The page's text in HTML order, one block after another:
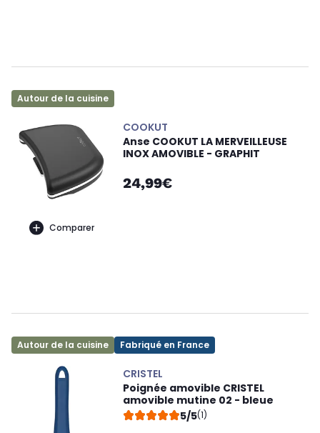
Autour de la cuisine
Comparer
COOKUT
Anse COOKUT LA MERVEILLEUSE
INOX AMOVIBLE - GRAPHIT
24,99€
Autour de la cuisine Fabriqué en France
CRISTEL
Poignée amovible CRISTEL
amovible mutine 02 - bleue
5/5(1)